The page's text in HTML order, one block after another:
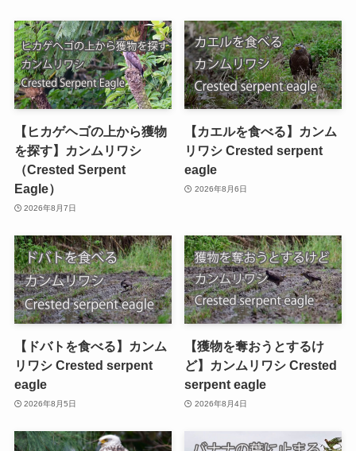
【ヒカゲヘゴの上から獲物
を探す】カンムリワシ
（Crested Serpent
Eagle）
2026年8月7日
【カエルを食べる】カンム
リワシ Crested serpent
eagle
2026年8月6日
【ドバトを食べる】カンム
リワシ Crested serpent
eagle
2026年8月5日
【獲物を奪おうとするけ
ど】カンムリワシ Crested
serpent eagle
2026年8月4日